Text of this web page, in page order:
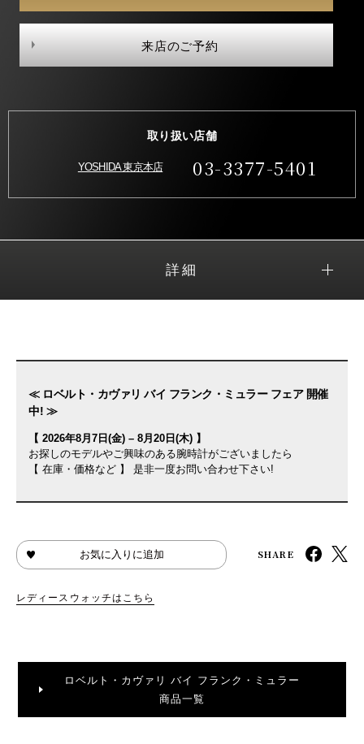
来店のご予約
取り扱い店舗
YOSHIDA 東京本店 03-3377-5401
詳細
≪ ロベルト・カヴァリ バイ フランク・ミュラー フェア 開催
中! ≫
【 2026年8月7日(金) – 8月20日(木) 】
お探しのモデルやご興味のある腕時計がございましたら
【 在庫・価格など 】 是非一度お問い合わせ下さい!
お気に入りに追加 SHARE
レディースウォッチはこちら
ロベルト・カヴァリ バイ フランク・ミュラー
商品一覧